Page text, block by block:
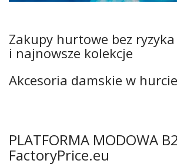
Zakupy hurtowe bez
i najnowsze kolekcje
Akcesoria damskie w
PLATFORMA MODOWA
FactoryPrice.eu